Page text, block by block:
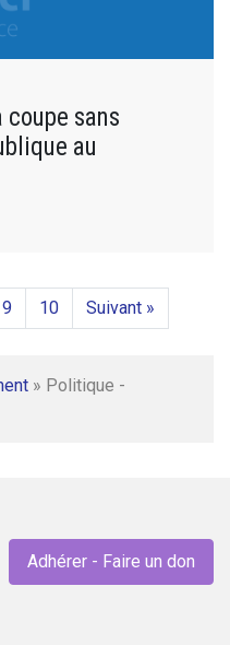
sans
au
9 10 Suivant »
» Politique -
Adhérer - Faire un don